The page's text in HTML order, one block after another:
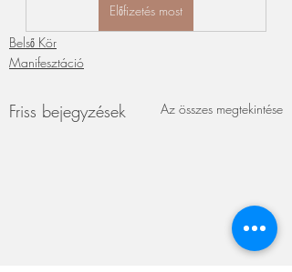
Előfizetés most
Belső Kör
Manifesztáció
Friss bejegyzések Az összes megtekintése